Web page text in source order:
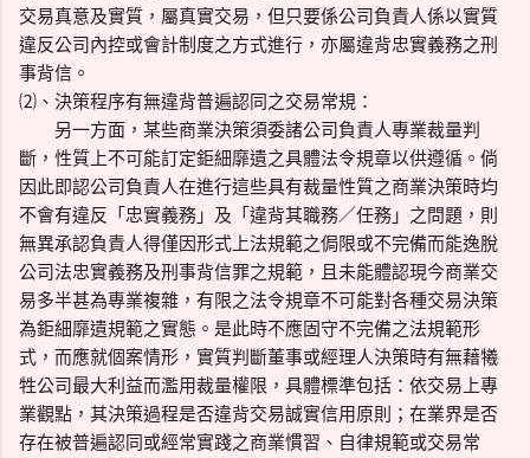
交易真意及實質，屬真實交易，但只要係公司負責人係以實質
違反公司內控或會計制度之方式進行，亦屬違背忠實義務之刑
事背信。
⑵、決策程序有無違背普遍認同之交易常規：
另一方面，某些商業決策須委諸公司負責人專業裁量判
斷，性質上不可能訂定鉅細靡遺之具體法令規章以供遵循。倘
因此即認公司負責人在進行這些具有裁量性質之商業決策時均
不會有違反「忠實義務」及「違背其職務／任務」之問題，則
無異承認負責人得僅因形式上法規範之侷限或不完備而能逸脫
公司法忠實義務及刑事背信罪之規範，且未能體認現今商業交
易多半甚為專業複雜，有限之法令規章不可能對各種交易決策
為鉅細靡遺規範之實態。是此時不應固守不完備之法規範形
式，而應就個案情形，實質判斷董事或經理人決策時有無藉犧
牲公司最大利益而濫用裁量權限，具體標準包括：依交易上專
業觀點，其決策過程是否違背交易誠實信用原則；在業界是否
存在被普遍認同或經常實踐之商業慣習、自律規範或交易常